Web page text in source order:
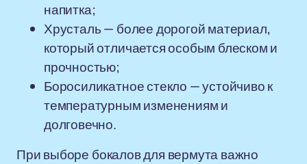
напитка;
Хрусталь — более дорогой материал,
который отличается особым блеском и
прочностью;
Боросиликатное стекло — устойчиво к
температурным изменениям и
долговечно.
При выборе бокалов для вермута важно